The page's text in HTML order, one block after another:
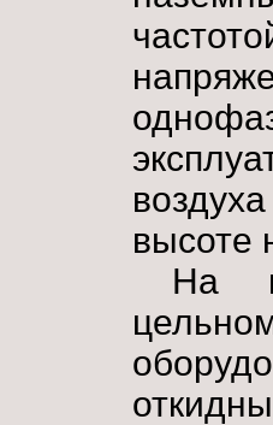
высоте
На